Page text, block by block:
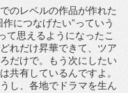
のレベルの作品が作れた
につなげたい”っていう
て思えるようになったこ
れだけ昇華できて、ツア
だけで。もう次にしたい
共有しているんですよ。
し、各地でドラマを生ん